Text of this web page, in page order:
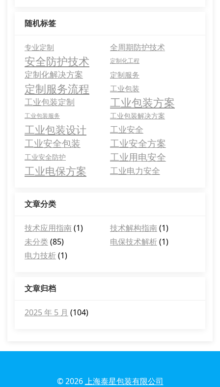
随机标签
专业定制 全周期防护技术
安全防护技术 定制化工程
定制化解决方案 定制服务
定制服务流程 工业包装
工业包装定制 工业包装方案
工业包装服务 工业包装解决方案
工业包装设计 工业安全
工业安全包装 工业安全方案
工业安全防护 工业用电安全
工业电保方案 工业电力安全
文章分类
技术应用指南(1) 技术解构指南(1)
未分类(85) 电保技术解析(1)
电力技析(1)
文章归档
2025 年 5 月 (104)
© 2026上海泰星包装有限公司